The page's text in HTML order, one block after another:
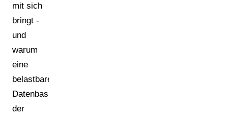
mit sich
bringt -
und
warum
eine
belastbare
Datenbasis
der